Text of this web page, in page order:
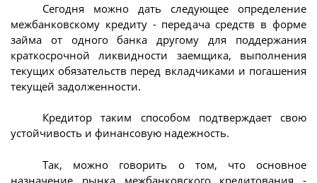
Сегодня можно дать следующее определение
межбанковскому кредиту - передача средств в форме
займа от одного банка другому для поддержания
краткосрочной ликвидности заемщика, выполнения
текущих обязательств перед вкладчиками и погашения
текущей задолженности.
Кредитор таким способом подтверждает свою
устойчивость и финансовую надежность.
Так, можно говорить о том, что основное
назначение рынка межбанковского кредитования -